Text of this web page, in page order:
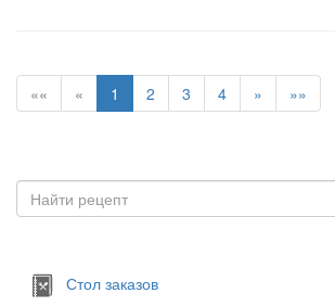
«« « 1 2 3 4 » »»
Стол заказов